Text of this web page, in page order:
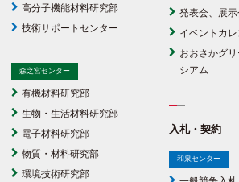
高分子機能材料研究部
技術サポートセンター
森之宮センター
有機材料研究部
生物・生活材料研究部
電子材料研究部
物質・材料研究部
環境技術研究部
発表会、展
イベントカ
おおさかグ
シアム
入札・契約
和泉センター